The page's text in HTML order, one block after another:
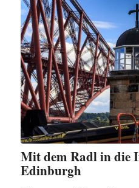
Mit dem Radl in die
Edinburgh